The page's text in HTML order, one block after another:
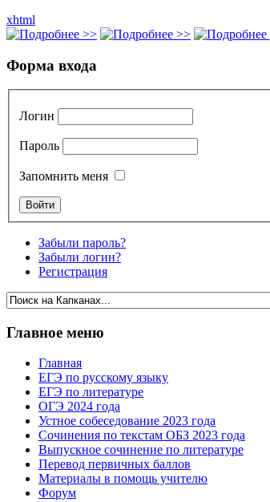
xhtml
Форма входа
Логин
Пароль
Запомнить меня
Забыли пароль?
Забыли логин?
Регистрация
Главное меню
Главная
ЕГЭ по русскому языку
ЕГЭ по литературе
ОГЭ 2024 года
Устное собеседование 2023 года
Сочинения по текстам ОБЗ 2023 года
Выпускное сочинение по литературе
Перевод первичных баллов
Материалы в помощь учителю
Форум